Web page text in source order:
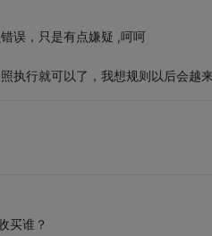
误，只是有点嫌疑 ,呵呵
执行就可以了，我想规则以后会越
买谁？